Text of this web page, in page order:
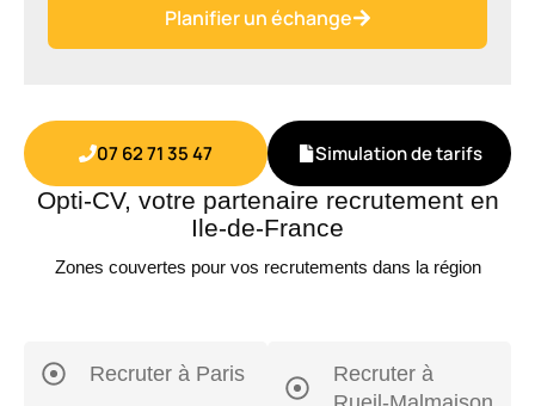
Planifier un échange
07 62 71 35 47 Simulation de tarifs
Opti-CV, votre partenaire recrutement en
Ile-de-France
Zones couvertes pour vos recrutements dans la région
Recruter à Paris
Recruter à